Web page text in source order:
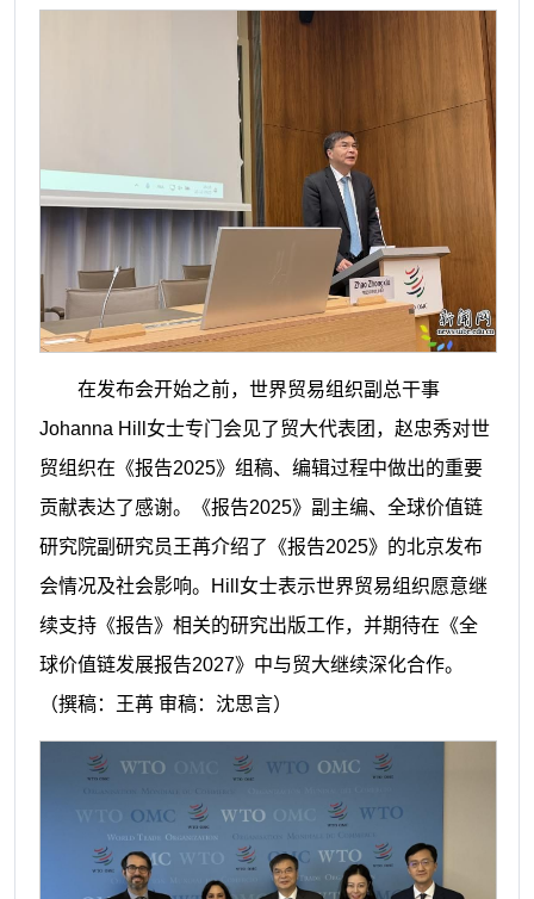
在发布会开始之前，世界贸易组织副总干事
Johanna Hill女士专门会见了贸大代表团，赵忠秀对世
贸组织在《报告2025》组稿、编辑过程中做出的重要
贡献表达了感谢。《报告2025》副主编、全球价值链
研究院副研究员王苒介绍了《报告2025》的北京发布
会情况及社会影响。Hill女士表示世界贸易组织愿意继
续支持《报告》相关的研究出版工作，并期待在《全
球价值链发展报告2027》中与贸大继续深化合作。
（撰稿：王苒 审稿：沈思言）